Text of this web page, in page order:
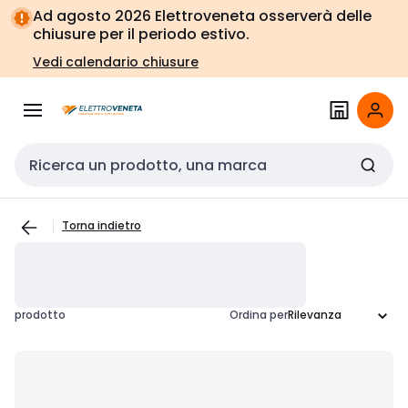
Vai alla
navigazione
Vai
alla
pagina
Ad agosto 2026 Elettroveneta osserverà delle
chiusure per il periodo estivo.
Vedi calendario chiusure
Cerca input
Torna indietro
prodotto Ordina per